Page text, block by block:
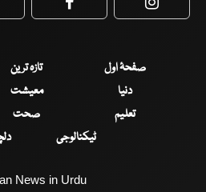
Facebook
صفحۂ اول تازہ ترین
دنیا
معیشت
تعلیم
صحت
ٹیکنالوجی
News in Urdu